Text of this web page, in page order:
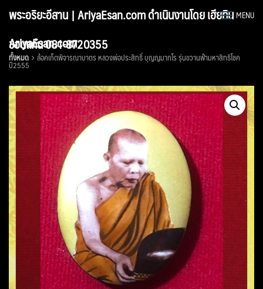
พระอริยะอีสาน | AriyaEsan.com ดำเนินงานโดย เฮียทิน
ขอนแก่น 081-8720355
MENU
AriyaEsan.com
ทั้งหมด ล้อคเก็ตพิจารณาบาตร หลวงพ่อประสิทธิ์ บุญญมากโร รุ่นขวานฟ้ามหาสิทธิโชค
ปี2555